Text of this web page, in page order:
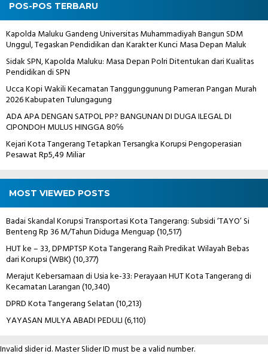
POS-POS TERBARU
Kapolda Maluku Gandeng Universitas Muhammadiyah Bangun SDM
Unggul, Tegaskan Pendidikan dan Karakter Kunci Masa Depan Maluk
Sidak SPN, Kapolda Maluku: Masa Depan Polri Ditentukan dari Kualitas
Pendidikan di SPN
Ucca Kopi Wakili Kecamatan Tanggunggunung Pameran Pangan Murah
2026 Kabupaten Tulungagung
ADA APA DENGAN SATPOL PP? BANGUNAN DI DUGA ILEGAL DI
CIPONDOH MULUS HINGGA 80℅
Kejari Kota Tangerang Tetapkan Tersangka Korupsi Pengoperasian
Pesawat Rp5,49 Miliar
MOST VIEWED POSTS
Badai Skandal Korupsi Transportasi Kota Tangerang: Subsidi ‘TAYO’ Si
Benteng Rp 36 M/Tahun Diduga Menguap(10,517)
HUT ke – 33, DPMPTSP Kota Tangerang Raih Predikat Wilayah Bebas
dari Korupsi (WBK)(10,377)
Merajut Kebersamaan di Usia ke-33: Perayaan HUT Kota Tangerang di
Kecamatan Larangan(10,340)
DPRD Kota Tangerang Selatan(10,213)
YAYASAN MULYA ABADI PEDULI(6,110)
Invalid slider id. Master Slider ID must be a valid number.